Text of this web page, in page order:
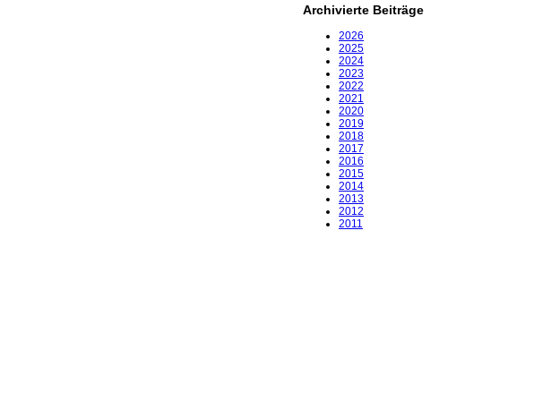
Archivierte Beiträge
2026
2025
2024
2023
2022
2021
2020
2019
2018
2017
2016
2015
2014
2013
2012
2011